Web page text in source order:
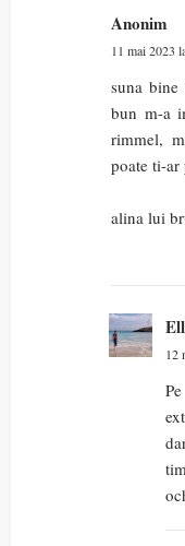
Anonim
11 mai 2023
suna
bun m-a
rimmel,
poate ti-ar
alina lui
12